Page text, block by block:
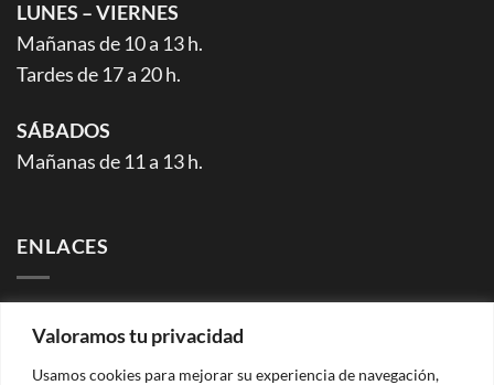
Valoramos tu privacidad
Usamos cookies para mejorar su experiencia de navegación,
LUNES – VIERNES
Mañanas de 10 a 13 h.
Tardes de 17 a 20 h.
SÁBADOS
Mañanas de 11 a 13 h.
ENLACES
Facebook (grupo)
Instagram